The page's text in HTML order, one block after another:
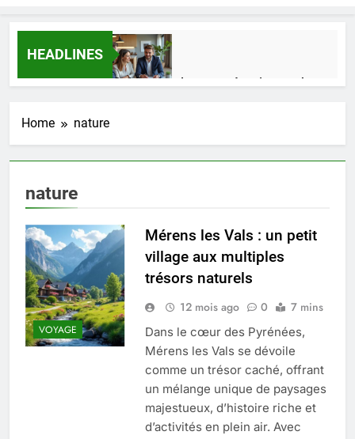
HEADLINES
Guide complet pour réussir un achat
Quel est le salaire de Myriam Seurat en
2025 ?
4 Mois Ago
Okrami : comprendre ses
fonctionnalités clés et avantages
4 Mois Ago
Home nature
nature
VOYAGE
Mérens les Vals : un petit
village aux multiples
trésors naturels
12 mois ago 0 7 mins
Dans le cœur des Pyrénées,
Mérens les Vals se dévoile
comme un trésor caché, offrant
un mélange unique de paysages
majestueux, d’histoire riche et
d’activités en plein air. Avec